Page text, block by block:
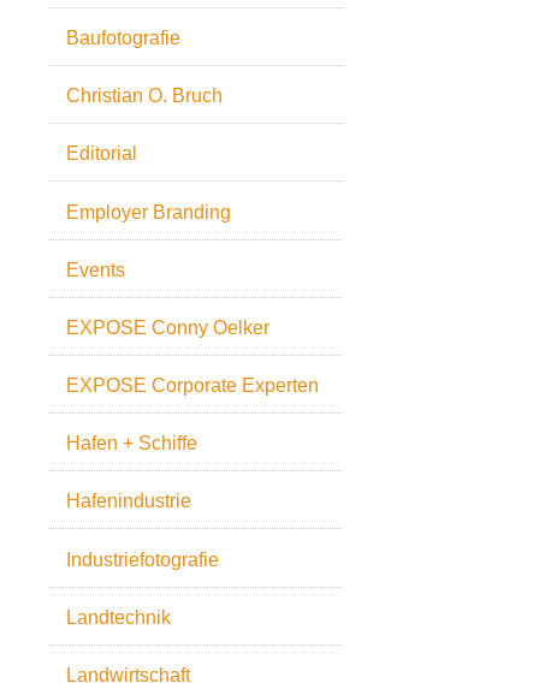
Baufotografie
Christian O. Bruch
Editorial
Employer Branding
Events
EXPOSE Conny Oelker
EXPOSE Corporate Experten
Hafen + Schiffe
Hafenindustrie
Industriefotografie
Landtechnik
Landwirtschaft